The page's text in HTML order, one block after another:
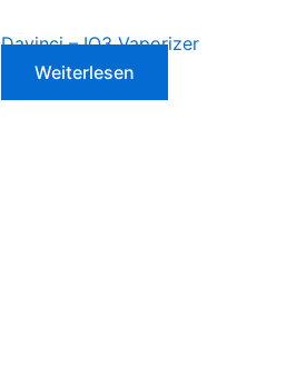
Davinci – IQ3 Vaporizer
Weiterlesen